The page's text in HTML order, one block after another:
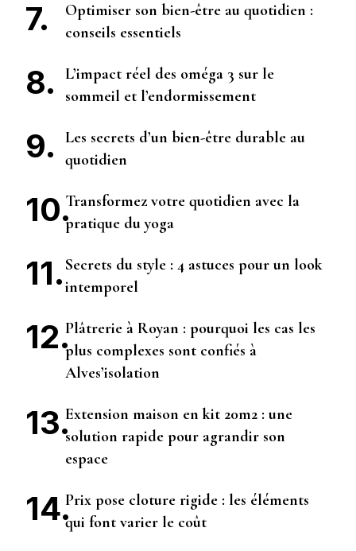
Optimiser son bien-être au quotidien :
conseils essentiels
L’impact réel des oméga 3 sur le
sommeil et l’endormissement
Les secrets d’un bien-être durable au
quotidien
Transformez votre quotidien avec la
pratique du yoga
Secrets du style : 4 astuces pour un look
intemporel
Plâtrerie à Royan : pourquoi les cas les
plus complexes sont confiés à
Alves’isolation
Extension maison en kit 20m2 : une
solution rapide pour agrandir son
espace
Prix pose cloture rigide : les éléments
qui font varier le coût